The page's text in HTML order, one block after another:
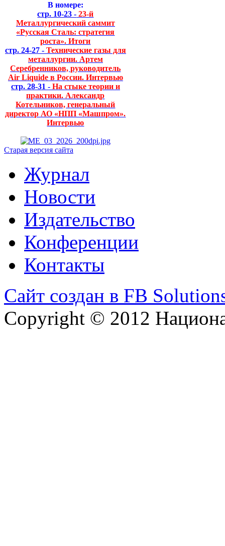
В номере:
стр. 10-23 - 23-й
Металлургический саммит
«Русская Сталь: стратегия
роста». Итоги
стр. 24-27 - Технические газы для
металлургии. Артем
Серебренников, руководитель
Air Liquide в России. Интервью
стр. 28-31 - На стыке теории и
практики. Александр
Котельников, генеральный
директор АО «НПП «Машпром».
Интервью
Старая версия сайта
Журнал
Новости
Издательство
Конференции
Контакты
Сайт создан в FB
Copyright © 2012